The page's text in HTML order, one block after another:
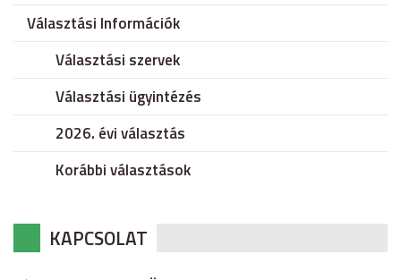
Választási Információk
Választási szervek
Választási ügyintézés
2026. évi választás
Korábbi választások
KAPCSOLAT